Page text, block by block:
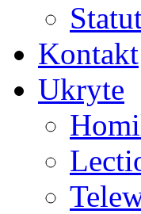
Kontakt
Ukryte